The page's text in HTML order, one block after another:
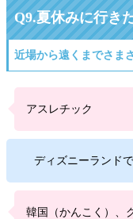
Q9.夏休みに行き
近場から遠くまでさま
アスレチック
ディズニーランド
韓国（かんこく）、